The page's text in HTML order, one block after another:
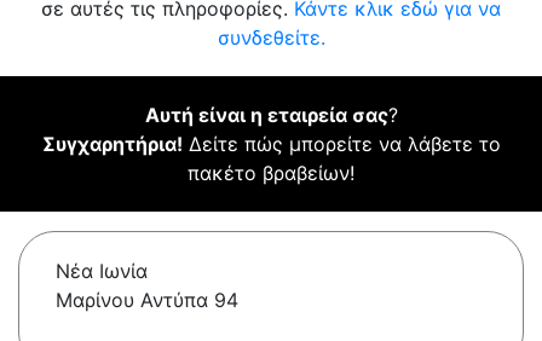
σε αυτές τις πληροφορίες. Κάντε κλικ εδώ για να
συνδεθείτε.
Αυτή είναι η εταιρεία σας?
Συγχαρητήρια! Δείτε πώς μπορείτε να λάβετε το
πακέτο βραβείων!
Νέα Ιωνία
Μαρίνου Αντύπα 94